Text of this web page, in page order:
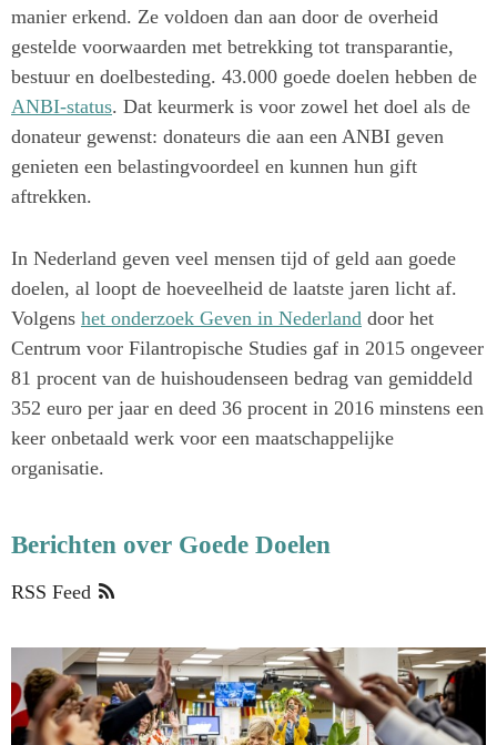
manier erkend. Ze voldoen dan aan door de overheid
gestelde voorwaarden met betrekking tot transparantie,
bestuur en doelbesteding. 43.000 goede doelen hebben de
ANBI-status. Dat keurmerk is voor zowel het doel als de
donateur gewenst: donateurs die aan een ANBI geven
genieten een belastingvoordeel en kunnen hun gift
aftrekken.
In Nederland geven veel mensen tijd of geld aan goede
doelen, al loopt de hoeveelheid de laatste jaren licht af.
Volgens het onderzoek Geven in Nederland door het
Centrum voor Filantropische Studies gaf in 2015 ongeveer
81 procent van de huishoudenseen bedrag van gemiddeld
352 euro per jaar en deed 36 procent in 2016 minstens een
keer onbetaald werk voor een maatschappelijke
organisatie.
Berichten over Goede Doelen
RSS Feed